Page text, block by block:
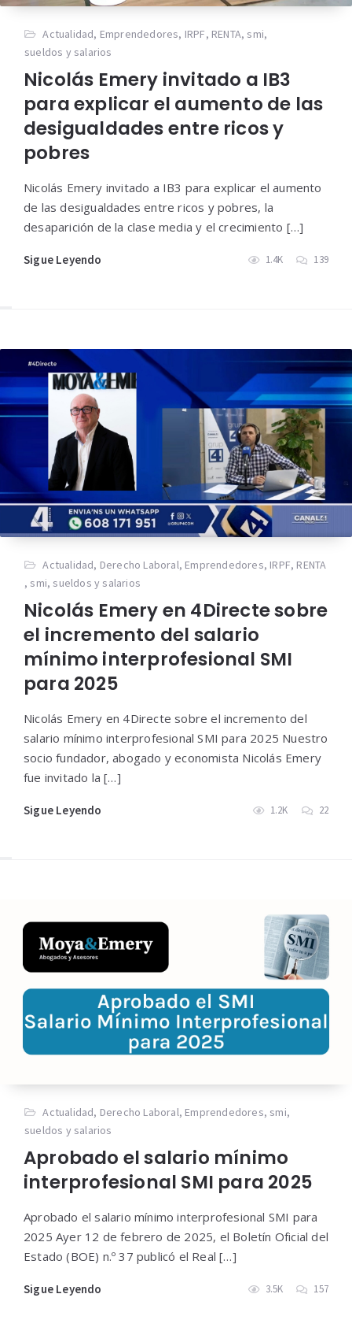
Actualidad, Emprendedores, IRPF, RENTA, smi,
sueldos y salarios
Nicolás Emery invitado a IB3
para explicar el aumento de las
desigualdades entre ricos y
pobres
Nicolás Emery invitado a IB3 para explicar el aumento
de las desigualdades entre ricos y pobres, la
desaparición de la clase media y el crecimiento […]
Sigue Leyendo 1.4K 139
Actualidad, Derecho Laboral, Emprendedores, IRPF, RENTA
, smi, sueldos y salarios
Nicolás Emery en 4Directe sobre
el incremento del salario
mínimo interprofesional SMI
para 2025
Nicolás Emery en 4Directe sobre el incremento del
salario mínimo interprofesional SMI para 2025 Nuestro
socio fundador, abogado y economista Nicolás Emery
fue invitado la […]
Sigue Leyendo 1.2K 22
Actualidad, Derecho Laboral, Emprendedores, smi,
sueldos y salarios
Aprobado el salario mínimo
interprofesional SMI para 2025
Aprobado el salario mínimo interprofesional SMI para
2025 Ayer 12 de febrero de 2025, el Boletín Oficial del
Estado (BOE) n.º 37 publicó el Real […]
Sigue Leyendo 3.5K 157